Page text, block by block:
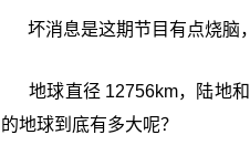
坏消息是这期节目有点烧脑
地球直径 12756km，陆地和
的地球到底有多大呢？